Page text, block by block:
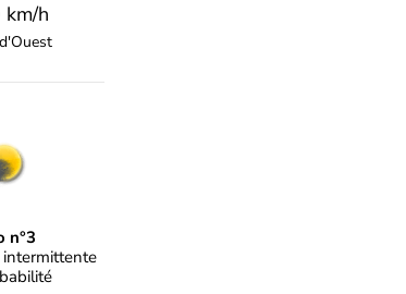
km/h
Ouest
n°3
intermittente